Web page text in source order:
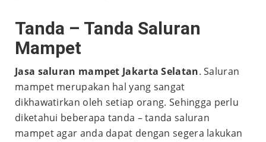
Tanda – Tanda Saluran
Mampet
Jasa saluran mampet Jakarta Selatan. Saluran
mampet merupakan hal yang sangat
dikhawatirkan oleh setiap orang. Sehingga perlu
diketahui beberapa tanda – tanda saluran
mampet agar anda dapat dengan segera lakukan